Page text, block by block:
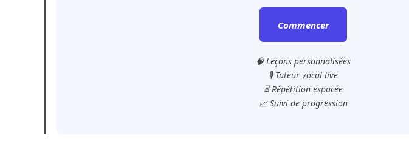
Commencer
🧠 Leçons personnalisées
🎙️ Tuteur vocal live
⏳ Répétition espacée
📈 Suivi de progression